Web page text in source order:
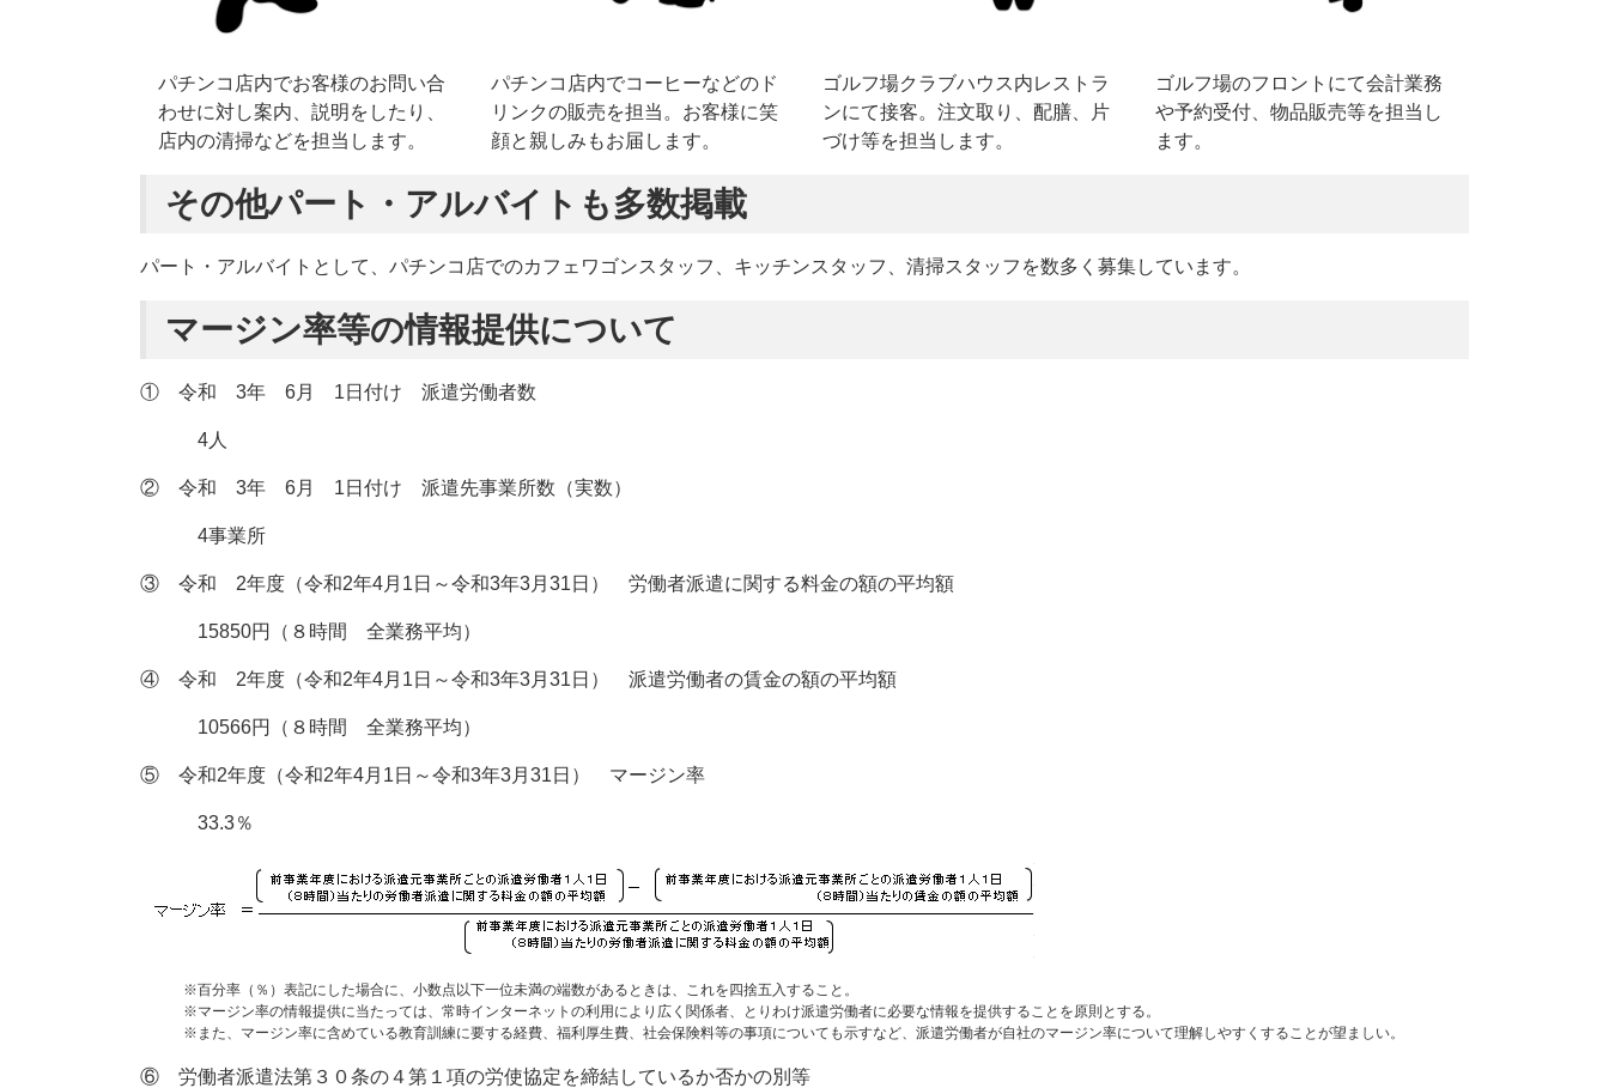
パチンコ店内でお客様のお問い合
わせに対し案内、説明をしたり、
店内の清掃などを担当します。
パチンコ店内でコーヒーなどのド
リンクの販売を担当。お客様に笑
顔と親しみもお届します。
ゴルフ場クラブハウス内レストラ
ンにて接客。注文取り、配膳、片
づけ等を担当します。
ゴルフ場のフロントにて会計業務
や予約受付、物品販売等を担当し
ます。
その他パート・アルバイトも多数掲載
パート・アルバイトとして、パチンコ店でのカフェワゴンスタッフ、キッチンスタッフ、清掃スタッフを数多く募集しています。
マージン率等の情報提供について
① 令和 3年 6月 1日付け 派遣労働者数
4人
② 令和 3年 6月 1日付け 派遣先事業所数（実数）
4事業所
③ 令和 2年度（令和2年4月1日～令和3年3月31日） 労働者派遣に関する料金の額の平均額
15850円（８時間 全業務平均）
④ 令和 2年度（令和2年4月1日～令和3年3月31日） 派遣労働者の賃金の額の平均額
10566円（８時間 全業務平均）
⑤ 令和2年度（令和2年4月1日～令和3年3月31日） マージン率
33.3％
※百分率（％）表記にした場合に、小数点以下一位未満の端数があるときは、これを四捨五入すること。
※マージン率の情報提供に当たっては、常時インターネットの利用により広く関係者、とりわけ派遣労働者に必要な情報を提供することを原則とする。
※また、マージン率に含めている教育訓練に要する経費、福利厚生費、社会保険料等の事項についても示すなど、派遣労働者が自社のマージン率について理解しやすくすることが望ましい。
⑥ 労働者派遣法第３０条の４第１項の労使協定を締結しているか否かの別等